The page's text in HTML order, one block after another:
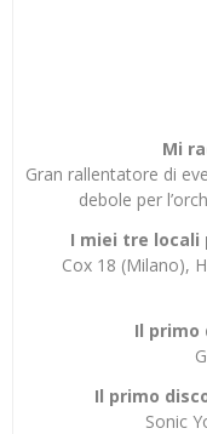
Mi
Gran rallentatore di
debole per
I miei tre
Cox 18 (Milano),
Il primo
Il primo
Sonic